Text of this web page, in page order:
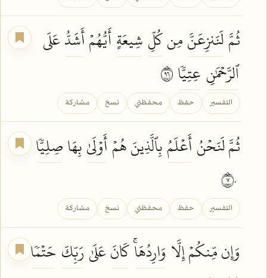
ثُمَّلَنَنزِعَنَّمِنكُلِّ شِيعَةٍأَيُّهُمۡأَشَدُّعَلَى
ٱلرَّحۡمَٰنِ عِتِيّٗا
التفسير حفظ محفظتي نسخ مشاركة
ثُمَّ لَنَحۡنُأَعۡلَمُبِٱلَّذِينَ هُمۡأَوۡلَىٰبِهَاصِلِيّٗا
التفسير حفظ محفظتي نسخ مشاركة
وَإِن مِّنكُمۡ إِلَّا وَارِدُهَاۚكَانَعَلَىٰ رَبِّكَ حَتۡمٗا